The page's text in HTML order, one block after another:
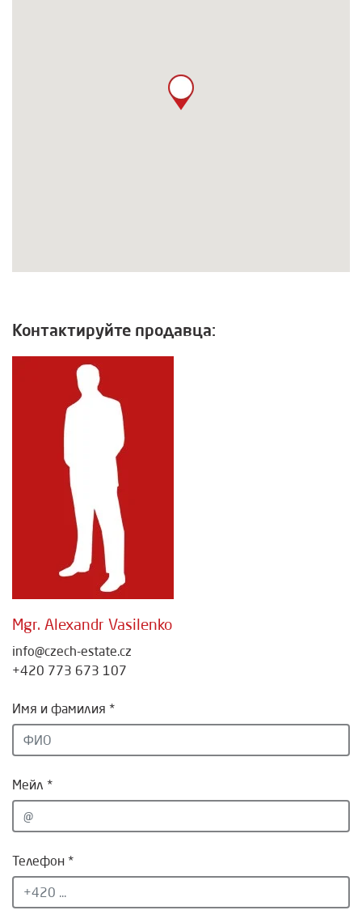
Контактируйте продавца:
Mgr. Alexandr Vasilenko
info@czech-estate.cz
+420 773 673 107
Имя и фамилия *
Мейл *
Телефон *